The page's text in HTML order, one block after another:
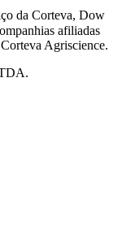
da Corteva, Dow
afiliadas
Agriscience.